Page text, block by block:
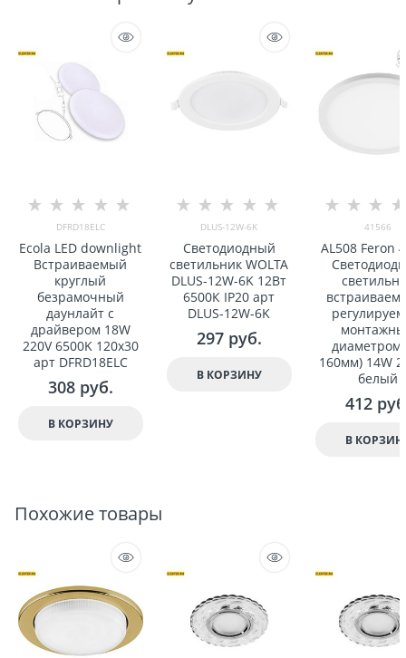
DFRD18ELC
Ecola LED downlight
Встраиваемый
круглый
безрамочный
даунлайт с
драйвером 18W
220V 6500K 120x30
арт DFRD18ELC
308 руб.
В КОРЗИНУ
DLUS-12W-6K
Светодиодный
светильник WOLTA
DLUS-12W-6K 12Вт
6500К IP20 арт
DLUS-12W-6K
297 руб.
В КОРЗИНУ
41566
AL508 Feron
диаметром
160мм) 14W
белый
412
В
Похожие товары